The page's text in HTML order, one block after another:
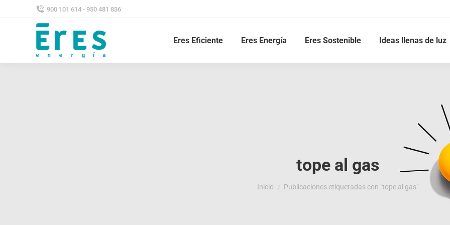
900 101 614 - 950 481 836
Eres Eficiente Eres Energía Eres Sostenible Ideas llenas de luz
tope al gas
Estás aquí:
Inicio Publicaciones etiquetadas con "tope al gas"